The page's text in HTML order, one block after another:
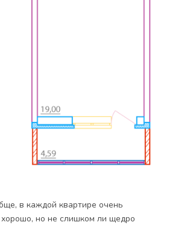
в каждой квартире очень
но не слишком ли щедро